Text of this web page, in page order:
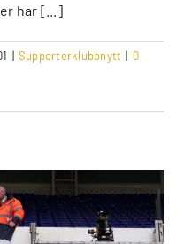
har [...]
| Supporterklubbnytt | 0